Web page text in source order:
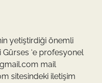
yetiştirdiği önemli
‘e profesyonel
mail
sitesindeki iletişim